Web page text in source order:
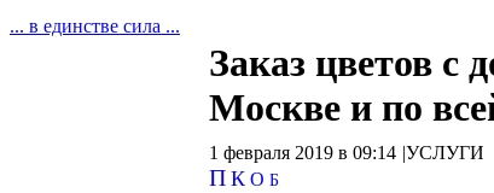
... в единстве сила ...
Заказ цветов с
Москве и по
1 февраля 2019 в 09:14 |УСЛУГИ
П К О Б